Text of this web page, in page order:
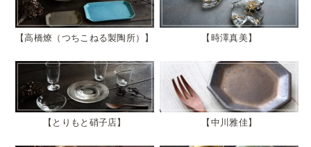
高橋燎（つちこねる製陶所） 時澤真美
とりもと硝子店 中川雅佳